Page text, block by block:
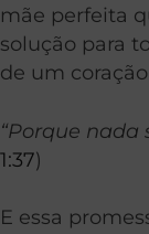
mãe perfeita
solução para
de um
“Porque nada
1:37)
E essa